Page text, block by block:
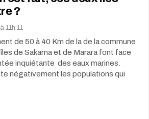
?
11h:11
de 50 à 40 Km de la de la commune
de Sakama et de Marara font face
inquiétante des eaux marines.
négativement les populations qui